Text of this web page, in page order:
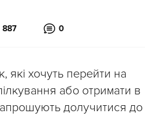
887 0
які хочуть перейти на
або отримати в
долучитися до